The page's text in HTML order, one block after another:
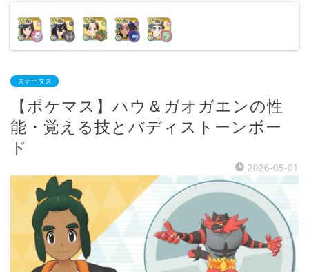
ステータス
【ポケマス】ハウ＆ガオガエンの性
能・覚える技とバディストーンボー
ド
2026-05-01